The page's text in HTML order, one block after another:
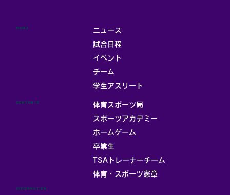
ニュース
試合日程
イベント
チーム
学生アスリート
MENU
体育スポーツ局
スポーツアカデミー
ホームゲーム
卒業生
TSAトレーナーチーム
体育・スポーツ憲章
CONTENTS
INFORMATION